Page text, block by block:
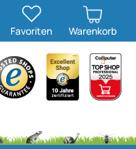
Favoriten Warenkorb